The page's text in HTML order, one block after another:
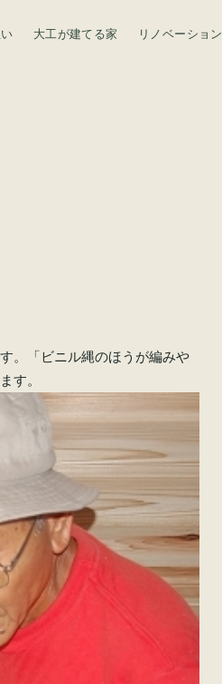
大工が建てる家 リノベーション
。「ビニル縄のほうが編みや
す。